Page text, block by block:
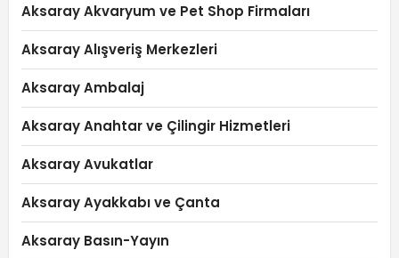
Aksaray Akvaryum ve Pet Shop Firmaları
Aksaray Alışveriş Merkezleri
Aksaray Ambalaj
Aksaray Anahtar ve Çilingir Hizmetleri
Aksaray Avukatlar
Aksaray Ayakkabı ve Çanta
Aksaray Basın-Yayın